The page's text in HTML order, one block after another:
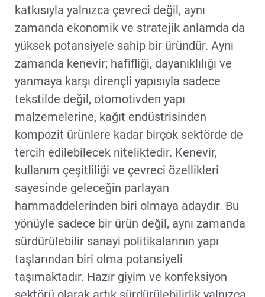
katkısıyla yalnızca çevreci değil, aynı
zamanda ekonomik ve stratejik anlamda da
yüksek potansiyele sahip bir üründür. Aynı
zamanda kenevir; hafifliği, dayanıklılığı ve
yanmaya karşı dirençli yapısıyla sadece
tekstilde değil, otomotivden yapı
malzemelerine, kağıt endüstrisinden
kompozit ürünlere kadar birçok sektörde de
tercih edilebilecek niteliktedir. Kenevir,
kullanım çeşitliliği ve çevreci özellikleri
sayesinde geleceğin parlayan
hammaddelerinden biri olmaya adaydır. Bu
yönüyle sadece bir ürün değil, aynı zamanda
sürdürülebilir sanayi politikalarının yapı
taşlarından biri olma potansiyeli
taşımaktadır. Hazır giyim ve konfeksiyon